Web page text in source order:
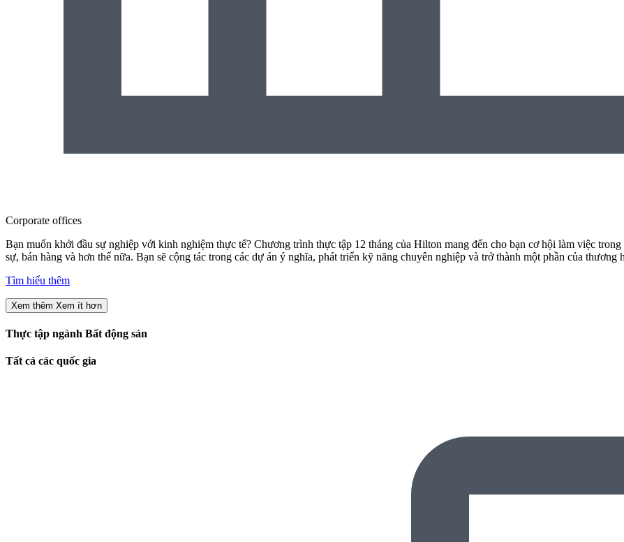
Corporate offices
Bạn muốn khởi đầu sự nghiệp với kinh nghiệm thực tế? Chương trình thực tập 12 tháng của Hilton mang đến cho bạn cơ hội làm việc
sự, bán hàng và hơn thế nữa. Bạn sẽ cộng tác trong các dự án ý nghĩa, phát triển kỹ năng chuyên nghiệp và trở thành một phần của
Tìm hiểu thêm
Xem thêm Xem ít hơn
Thực tập ngành Bất động sản
Tất cả các quốc gia